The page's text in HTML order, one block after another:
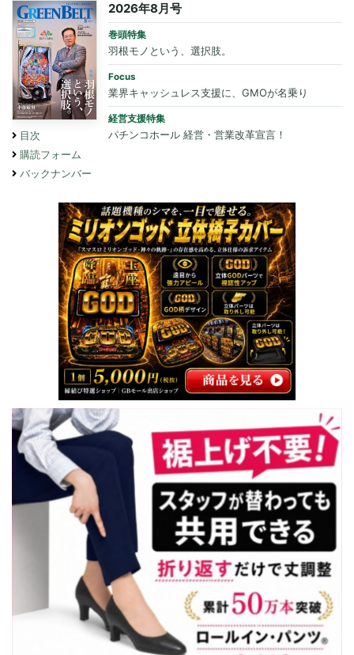
目次
購読フォーム
バックナンバー
2026年8月号
巻頭特集
羽根モノという、選択肢。
Focus
業界キャッシュレス支援に、GMOが名乗り
経営支援特集
パチンコホール 経営・営業改革宣言！